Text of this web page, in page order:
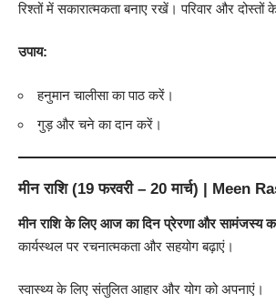
रिश्तों में सकारात्मकता बनाए रखें। परिवार और दोस्तों
उपाय:
हनुमान चालीसा का पाठ करें।
गुड़ और चने का दान करें।
मीन राशि (19 फरवरी – 20 मार्च) | Meen
मीन राशि के लिए आज का दिन प्रेरणा और सामंजस्य
कार्यस्थल पर रचनात्मकता और सहयोग बढ़ाएं।
स्वास्थ्य के लिए संतुलित आहार और योग को अपनाएं।